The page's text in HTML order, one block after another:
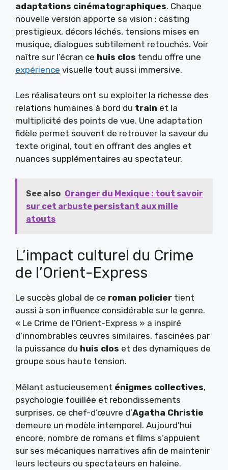
adaptations cinématographiques. Chaque
nouvelle version apporte sa vision : casting
prestigieux, décors léchés, tensions mises en
musique, dialogues subtilement retouchés. Voir
naître sur l’écran ce huis clos tendu offre une
expérience visuelle tout aussi immersive.
Les réalisateurs ont su exploiter la richesse des
relations humaines à bord du train et la
multiplicité des points de vue. Une adaptation
fidèle permet souvent de retrouver la saveur du
texte original, tout en offrant des angles et
nuances supplémentaires au spectateur.
See also Oranger du Mexique : tout savoir
sur cet arbuste persistant aux mille
atouts
L’impact culturel du Crime
de l’Orient-Express
Le succès global de ce roman policier tient
aussi à son influence considérable sur le genre.
« Le Crime de l’Orient-Express » a inspiré
d’innombrables œuvres similaires, fascinées par
la puissance du huis clos et des dynamiques de
groupe sous haute tension.
Mêlant astucieusement énigmes collectives,
psychologie fouillée et rebondissements
surprises, ce chef-d’œuvre d’Agatha Christie
demeure un modèle intemporel. Aujourd’hui
encore, nombre de romans et films s’appuient
sur ses mécaniques narratives afin de maintenir
leurs lecteurs ou spectateurs en haleine.